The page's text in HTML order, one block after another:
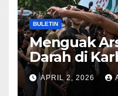
BULETIN
Menguak
Darah di
Lahirnya
Mitos Imam
APRIL 2, 2026